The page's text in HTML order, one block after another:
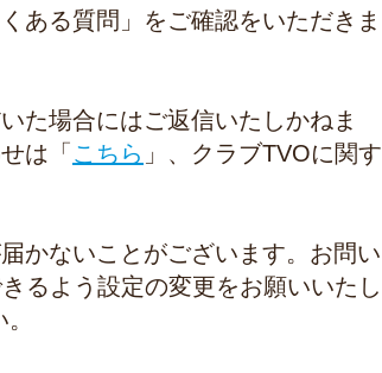
ある質問」をご確認をいただきま
た場合にはご返信いたしかねま
は「こちら 」、クラブTVOに関す
かないことがございます。お問い
るよう設定の変更をお願いいたし